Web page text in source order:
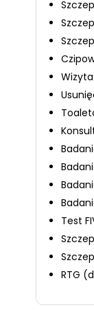
Test
RTG